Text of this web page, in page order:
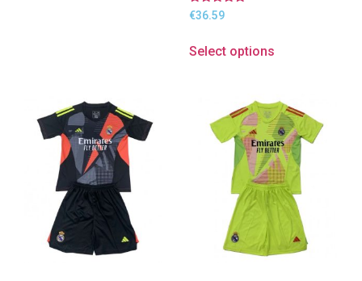
Ocenjeno
5.00
€36.59
Select options